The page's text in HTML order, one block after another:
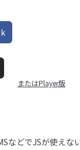
またはPlayer版
などでJSが使えな